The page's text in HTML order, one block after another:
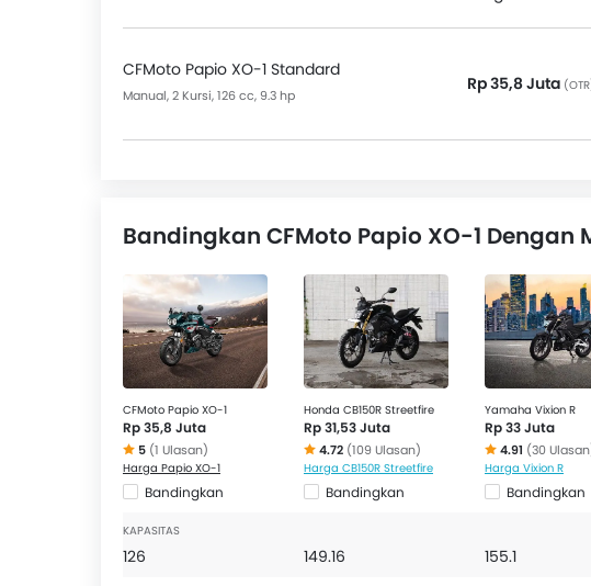
CFMoto Papio XO-1 Standard
Manual, 2 Kursi, 126 cc, 9.3 hp
Rp 35,8 Juta
Bandingkan CFMoto Papio XO-1 Dengan
CFMoto Papio XO-1
Rp 35,8 Juta
5 (1 Ulasan)
Harga Papio XO-1
Bandingkan
Honda CB150R Streetfire
Rp 31,53 Juta
4.72 (109 Ulasan)
Harga CB150R Streetfire
Bandingkan
Yamaha Vixion R
Rp 33 Juta
4.91 (30
Harga Vixion R
Bandingkan
KAPASITAS
126 149.16 155.1